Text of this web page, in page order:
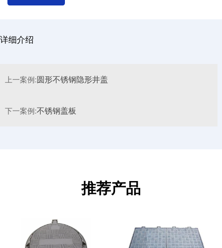
详细介绍
上一案例:圆形不锈钢隐形井盖
下一案例:不锈钢盖板
推荐产品